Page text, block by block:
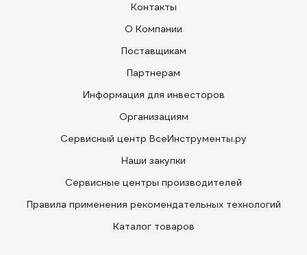
Контакты
О Компании
Поставщикам
Партнерам
Информация для инвесторов
Организациям
Сервисный центр ВсеИнструменты.ру
Наши закупки
Сервисные центры производителей
Правила применения рекомендательных технологий
Каталог товаров